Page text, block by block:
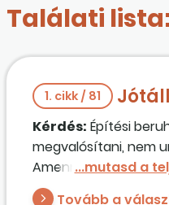
Találati
1. cikk / 81
Kérdés: Építési
megvalósítani, nem
Amennyiben nyílt
előírhatjuk-e a
Tovább a